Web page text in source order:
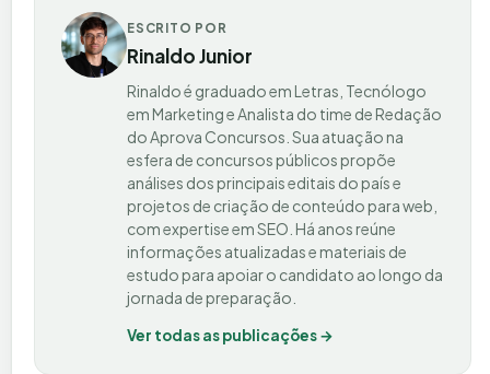
ESCRITO POR
Rinaldo Junior
Rinaldo é graduado em Letras, Tecnólogo
em Marketing e Analista do time de Redação
do Aprova Concursos. Sua atuação na
esfera de concursos públicos propõe
análises dos principais editais do país e
projetos de criação de conteúdo para web,
com expertise em SEO. Há anos reúne
informações atualizadas e materiais de
estudo para apoiar o candidato ao longo da
jornada de preparação.
Ver todas as publicações →